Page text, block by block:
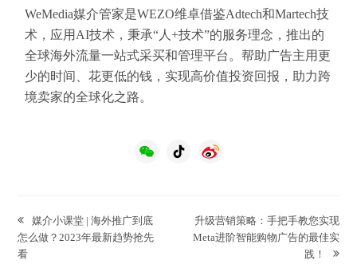
WeMedia媒介管家是WEZO维卓借鉴Adtech和Martech技
术，应用AI技术，秉承“人+技术”的服务理念，推出的
全球海外流量一站式采买和管理平台。帮助广告主用更
少的时间、花更低的钱，实现高价值投资回报，助力跨
境卖家的全球化之路。
previous
post:
媒介小课堂 | 海外推广到底
怎么做？2023年最新趋势抢先
看
next
post:
升级营销策略：手把手教您实现
Meta进阶智能购物广告的最佳实
践！